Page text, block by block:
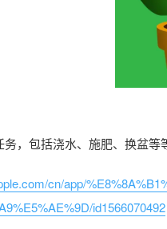
，包括浇水、施肥、换盆等
cn/app/
id1566070492